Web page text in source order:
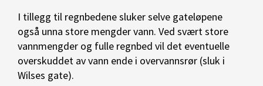
I tillegg til regnbedene sluker selve gateløpene
også unna store mengder vann. Ved svært store
vannmengder og fulle regnbed vil det eventuelle
overskuddet av vann ende i overvannsrør (sluk i
Wilses gate).